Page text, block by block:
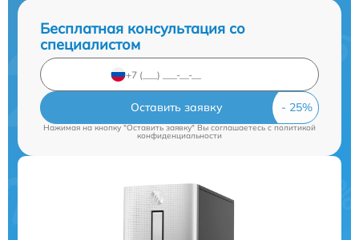
Бесплатная консультация со
специалистом
Оставить заявку
Нажимая на кнопку "Оставить заявку" Вы соглашаетесь cполитикой
конфиденциальности